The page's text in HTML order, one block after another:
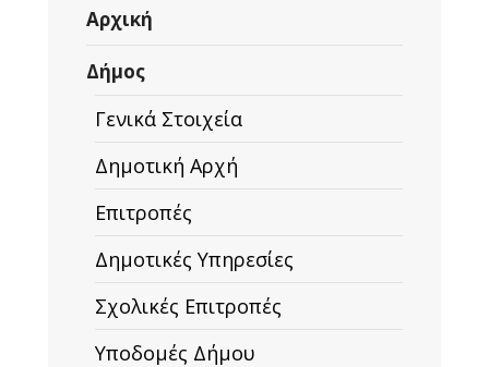
Αρχική
Δήμος
Γενικά Στοιχεία
Δημοτική Αρχή
Επιτροπές
Δημοτικές Υπηρεσίες
Σχολικές Επιτροπές
Υποδομές Δήμου